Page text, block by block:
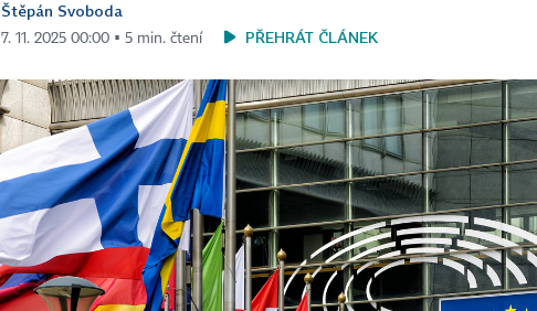
Štěpán Svoboda
7. 11. 2025 00:00 ▪ 5 min. čtení PŘEHRÁT ČLÁNEK